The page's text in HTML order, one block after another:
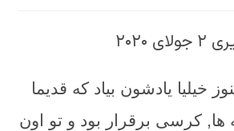
خیلیا یادشون بیاد که قدیما
ها, کرسی برقرار بود و تو اون